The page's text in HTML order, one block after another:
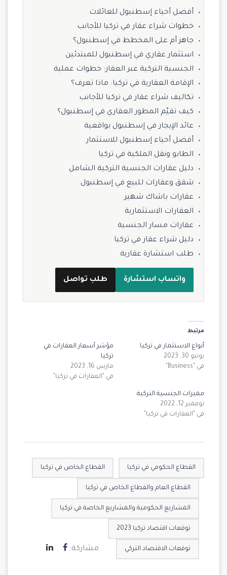
أفضل أحياء إسطنبول للعائلات
خطوات شراء عقار في تركيا للأجانب
جاهز أم على المخطط في إسطنبول؟
استثمار عقاري في إسطنبول للمبتدئين
الجنسية التركية عبر العقار: خطوات عملية
الإقامة العقارية في تركيا: ماذا تعرف؟
تكاليف شراء عقار في تركيا للأجانب
كيف تقيّم المطور العقاري في إسطنبول؟
عائد الإيجار في إسطنبول بواقعية
أفضل أحياء إسطنبول للاستثمار
الطابو ونقل الملكية في تركيا
دليل عقارات الجنسية التركية الشامل
شقق وعقارات للبيع في إسطنبول
عقارات باشاك شهير
العقارات الاستثمارية
عقارات مسار الجنسية
دليل شراء عقار في تركيا
طلب استشارة عقارية
واتساب استشارة طلب تواصل
مرتبط
أنواع الاستثمار في تركيا
يونيو 30, 2023
في "Business"
مؤشر أسعار العقارات في
تركيا
مارس 16, 2023
في "العقارات في تركيا"
مميزات الجنسية التركية
نوفمبر 12, 2022
في "العقارات في تركيا"
القطاع الحكومي في تركيا القطاع الخاص في تركيا
القطاع العام والقطاع الخاص في تركيا
المشاريع الحكومية والمشاريع الخاصة في تركيا
توقعات اقتصاد تركيا 2023
توقعات الاقتصاد التركي مشاركة: